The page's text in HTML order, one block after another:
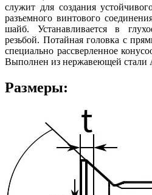
служит для создания
разъемного винтового
шайб. Устанавливается в
резьбой. Потайная головка с
специально рассверленное
Выполнен из нержавеющей стали
Размеры: